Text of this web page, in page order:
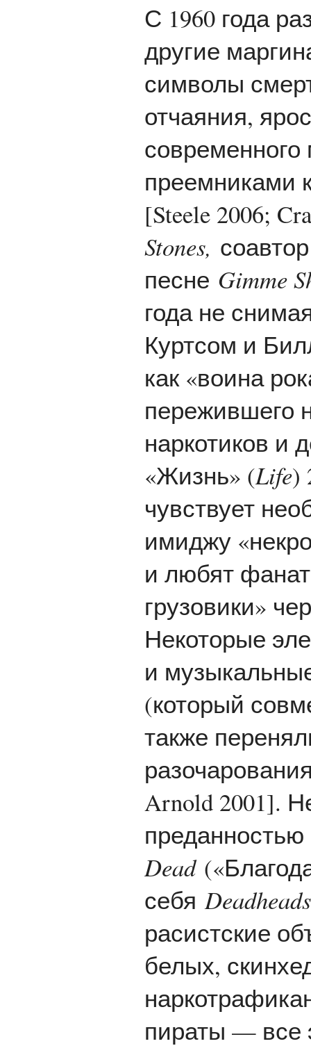
С 1960 года
другие
символы
отчаяния,
преемниками
[Steele 2006;
Stones,
песне Gimme
года не
Куртсом и
как «воина
пережившего
наркотиков и
«Жизнь» (Life)
чувствует
имиджу
и любят
грузовики»
Некоторые
и
(который
также
Arnold 2001].
Dead
себяDeadheads
расистские
белых,
пираты — все